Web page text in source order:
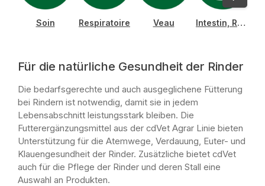
Soin Respiratoire Veau Intestin, Rumen & Digestion
Für die natürliche Gesundheit der Rinder
Die bedarfsgerechte und auch ausgeglichene Fütterung
bei Rindern ist notwendig, damit sie in jedem
Lebensabschnitt leistungsstark bleiben. Die
Futterergänzungsmittel aus der cdVet Agrar Linie bieten
Unterstützung für die Atemwege, Verdauung, Euter- und
Klauengesundheit der Rinder. Zusätzliche bietet cdVet
auch für die Pflege der Rinder und deren Stall eine
Auswahl an Produkten.